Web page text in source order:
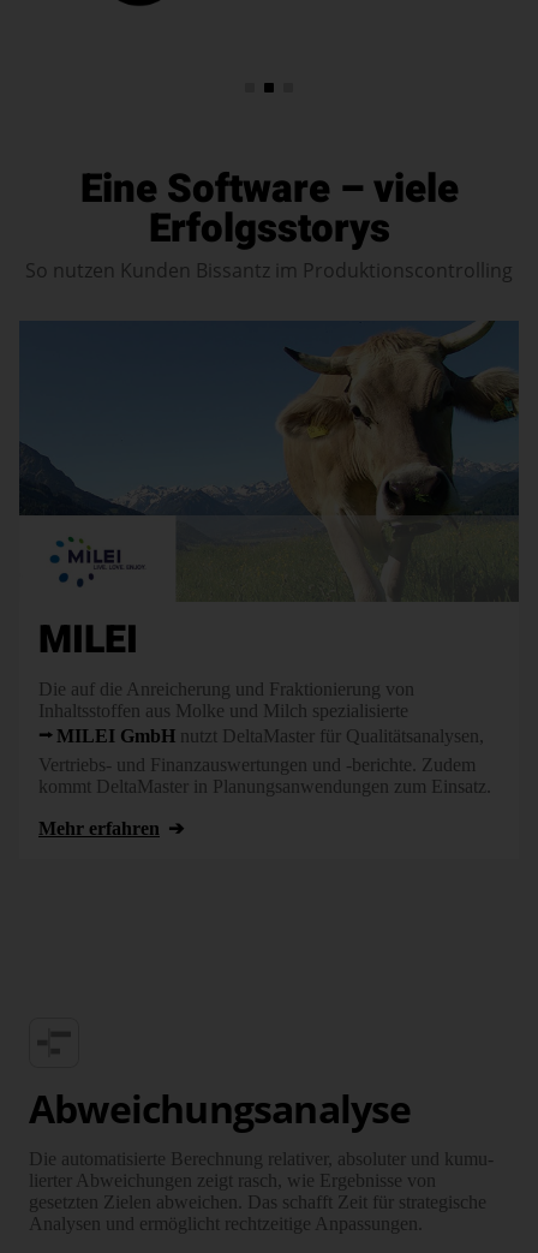
Eine Software – viele
Erfolgsstorys
So nutzen Kunden Bissantz im Produktionscontrolling
MILEI
Die auf die Anreicherung und Fraktionierung von
Inhaltsstoffen aus Molke und Milch spezialisierte
MILEI GmbH nutzt DeltaMaster für Qualitätsanalysen,
Vertriebs- und Finanzauswertungen und -berichte. Zudem
kommt DeltaMaster in Planungsanwendungen zum Einsatz.
Mehr erfahren
Abweichungs­analyse
Die automa­tisierte Berechnung relativer, absoluter und kumu­
lierter Ab­weichungen zeigt rasch, wie Ergebnisse von
gesetzten Zielen abweichen. Das schafft Zeit für stra­tegische
Analysen und ermöglicht recht­zeitige Anpas­sungen.